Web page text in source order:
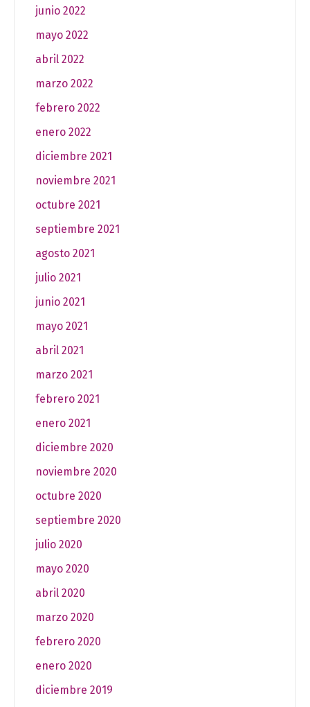
junio 2022
mayo 2022
abril 2022
marzo 2022
febrero 2022
enero 2022
diciembre 2021
noviembre 2021
octubre 2021
septiembre 2021
agosto 2021
julio 2021
junio 2021
mayo 2021
abril 2021
marzo 2021
febrero 2021
enero 2021
diciembre 2020
noviembre 2020
octubre 2020
septiembre 2020
julio 2020
mayo 2020
abril 2020
marzo 2020
febrero 2020
enero 2020
diciembre 2019